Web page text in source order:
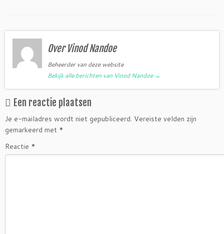
Over Vinod Nandoe
Beheerder van deze website
Bekijk alle berichten van Vinod Nandoe →
Een reactie plaatsen
Je e-mailadres wordt niet gepubliceerd. Vereiste velden zijn
gemarkeerd met *
Reactie *